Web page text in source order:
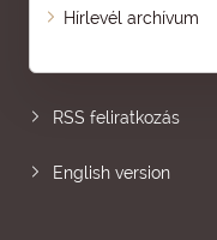
Hírlevél archívum
Oldaltérkép
RSS feliratkozás
English version